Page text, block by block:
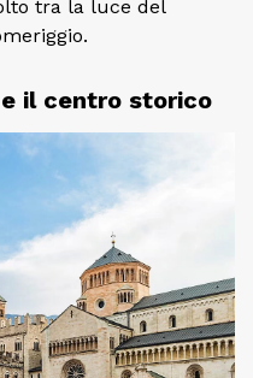
tra la luce del
il centro storico